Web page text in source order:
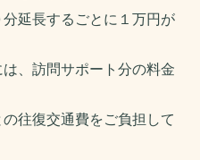
延長するごとに１万円が
、訪問サポート分の料金
往復交通費をご負担して